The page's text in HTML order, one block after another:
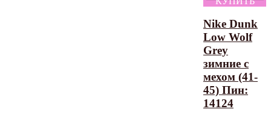
Nike Dunk
Low Wolf
Grey
зимние с
мехом (41-
45) Пин:
14124